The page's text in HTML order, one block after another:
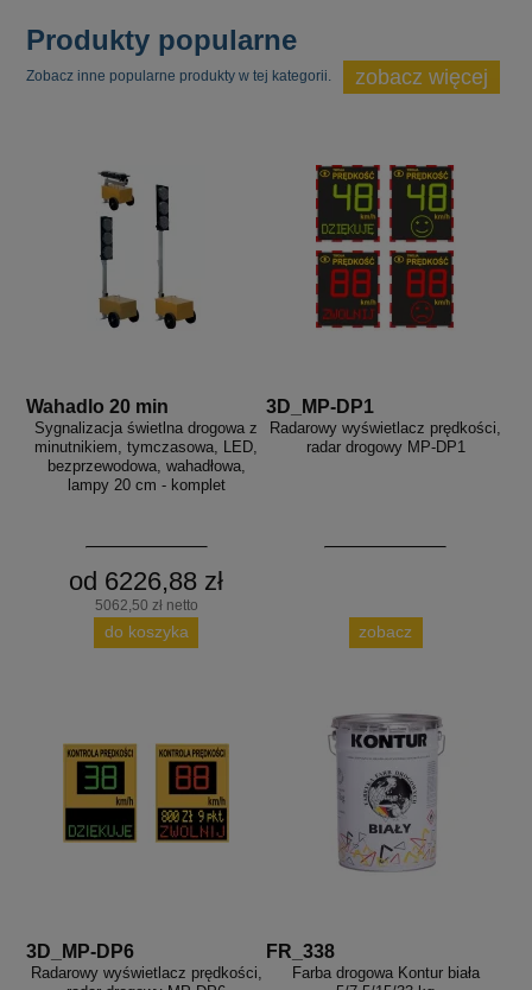
Produkty popularne
Zobacz inne popularne produkty w tej kategorii. zobacz więcej
Wahadlo 20 min
Sygnalizacja świetlna drogowa z
minutnikiem, tymczasowa, LED,
bezprzewodowa, wahadłowa,
lampy 20 cm - komplet
od 6226,88 zł
5062,50 zł netto
do koszyka
3D_MP-DP1
Radarowy wyświetlacz prędkości,
radar drogowy MP-DP1
zobacz
3D_MP-DP6
Radarowy wyświetlacz prędkości,
FR_338
Farba drogowa Kontur biała